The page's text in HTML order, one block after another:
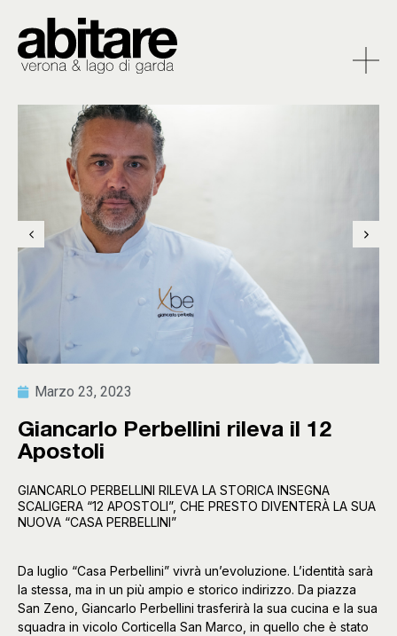
Marzo 23, 2023
Giancarlo Perbellini rileva il 12
Apostoli
GIANCARLO PERBELLINI RILEVA LA STORICA INSEGNA
SCALIGERA “12 APOSTOLI”, CHE PRESTO DIVENTERÀ LA SUA
NUOVA “CASA PERBELLINI”
Da luglio “Casa Perbellini” vivrà un’evoluzione. L’identità sarà
la stessa, ma in un più ampio e storico indirizzo. Da piazza
San Zeno, Giancarlo Perbellini trasferirà la sua cucina e la sua
squadra in vicolo Corticella San Marco, in quello che è stato